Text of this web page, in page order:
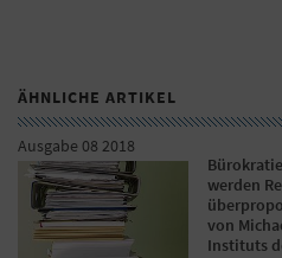
ÄHNLICHE ARTIKEL
Ausgabe 08 2018
werden
von
Instituts